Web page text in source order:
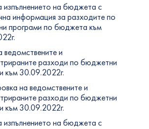
изпълнението на бюджета с
информация за разходите по
програми по бюджета към
ведомствените и
разходи по бюджетни
към 30.09.2022г.
на ведомствените и
разходи по бюджетни
към 30.09.2022г.
изпълнението на бюджета с